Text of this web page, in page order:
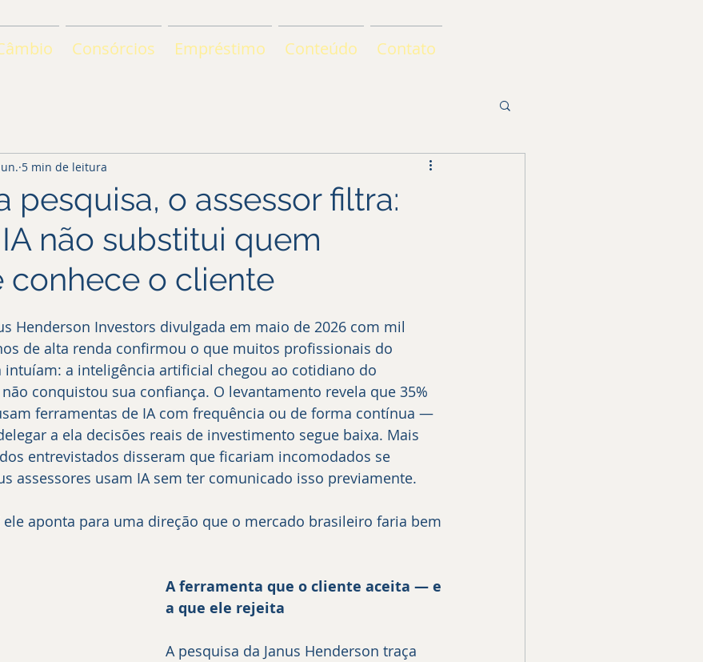
Consórcios Empréstimo Conteúdo Contato
pesquisa, o assessor filtra:
não substitui quem
conhece o cliente
5 min de leitura
Henderson Investors divulgada em maio de 2026 com mil
de alta renda confirmou o que muitos profissionais do
a inteligência artificial chegou ao cotidiano do
conquistou sua confiança. O levantamento revela que 35%
ferramentas de IA com frequência ou de forma contínua —
a ela decisões reais de investimento segue baixa. Mais
entrevistados disseram que ficariam incomodados se
assessores usam IA sem ter comunicado isso previamente.
ele aponta para uma direção que o mercado brasileiro faria bem
A ferramenta que o cliente aceita — e
a que ele rejeita
A pesquisa da Janus Henderson traça